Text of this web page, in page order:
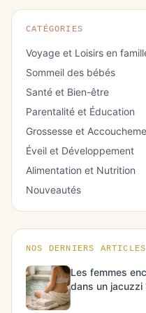
CATÉGORIES
Voyage et Loisirs en
Sommeil des bébés
Santé et Bien-être
Parentalité et Éducation
Grossesse et
Éveil et Développement
Alimentation et Nutrition
Nouveautés
NOS DERNIERS ARTICLES
Les femmes
dans un jacuzzi